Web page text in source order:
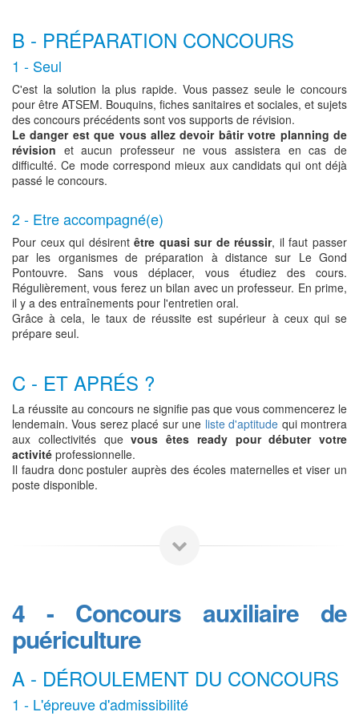
B - PRÉPARATION CONCOURS
1 - Seul
C'est la solution la plus rapide. Vous passez seule le concours
pour être ATSEM. Bouquins, fiches sanitaires et sociales, et sujets
des concours précédents sont vos supports de révision.
Le danger est que vous allez devoir bâtir votre planning de
révision et aucun professeur ne vous assistera en cas de
difficulté. Ce mode correspond mieux aux candidats qui ont déjà
passé le concours.
2 - Etre accompagné(e)
Pour ceux qui désirentêtre quasi sur de réussir, il faut passer
par les organismes de préparation à distance sur Le Gond
Pontouvre. Sans vous déplacer, vous étudiez des cours.
Régulièrement, vous ferez un bilan avec un professeur. En prime,
il y a des entraînements pour l'entretien oral.
Grâce à cela, le taux de réussite est supérieur à ceux qui se
prépare seul.
C - ET APRÉS ?
La réussite au concours ne signifie pas que vous commencerez le
lendemain. Vous serez placé sur une liste d'aptitude qui montrera
aux collectivités quevous êtes ready pour débuter votre
activité professionnelle.
Il faudra donc postuler auprès des écoles maternelles et viser un
poste disponible.
4 - Concours auxiliaire de
puériculture
A - DÉROULEMENT DU CONCOURS
1 - L'épreuve d'admissibilité